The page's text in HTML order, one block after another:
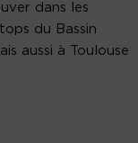
dans les
du Bassin
aussi à Toulouse